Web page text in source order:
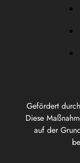
Gefördert
Diese
auf der